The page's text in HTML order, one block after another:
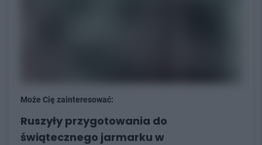
Może Cię zainteresować:
Ruszyły przygotowania do
świątecznego jarmarku w